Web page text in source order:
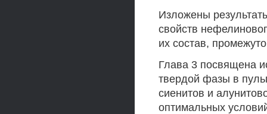
Изложены
свойств
их состав,
Глава 3 посвящена
твердой фазы в
сиенитов и
оптимальных